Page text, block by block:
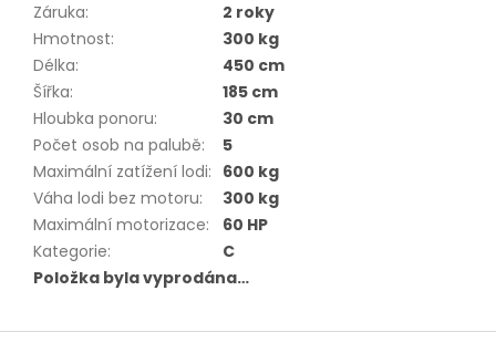
Záruka:
2 roky
Hmotnost:
300 kg
Délka:
450 cm
Šířka:
185 cm
Hloubka ponoru:
30 cm
Počet osob na palubě:
5
Maximální zatížení lodi: 600 kg
Váha lodi bez motoru:
300 kg
Maximální motorizace:
60 HP
Kategorie:
C
Položka byla vyprodána…